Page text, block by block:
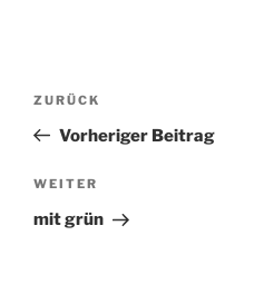
Beitragsnavigation
Vorheriger
Beitrag
ZURÜCK
Vorheriger Beitrag
Nächster
Beitrag
WEITER
mit grün